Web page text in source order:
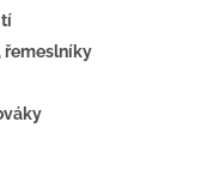
řemeslníky